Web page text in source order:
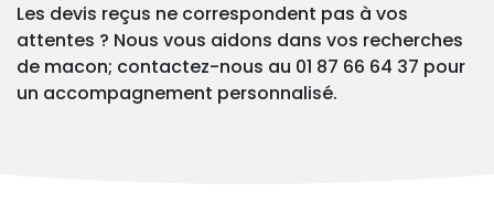
Les devis reçus ne correspondent pas à vos
attentes ? Nous vous aidons dans vos recherches
de macon; contactez-nous au 01 87 66 64 37 pour
un accompagnement personnalisé.